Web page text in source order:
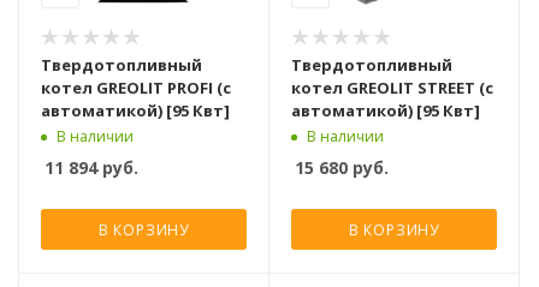
Твердотопливный
котел GREOLIT PROFI (с
автоматикой) [95 Квт]
В наличии
11 894руб.
В КОРЗИНУ
Твердотопливный
котел GREOLIT STREET (с
автоматикой) [95 Квт]
В наличии
15 680 руб.
В КОРЗИНУ